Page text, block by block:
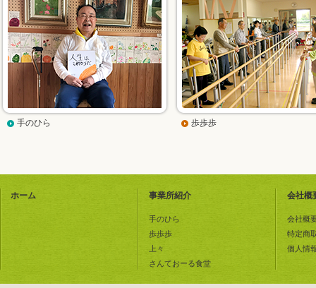
手のひら 歩歩歩
ホーム 事業所紹介
手のひら
歩歩歩
上々
さんておーる食堂
会社概
会社概
特定商
個人情